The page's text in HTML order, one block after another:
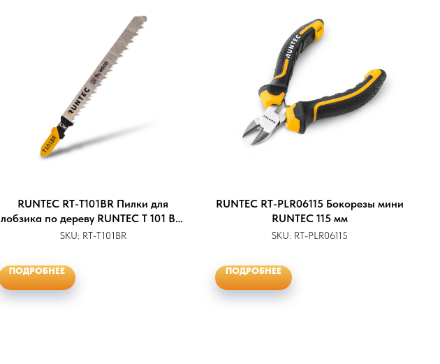
RUNTEC RT-T101BR Пилки для
лобзика по дереву RUNTEC T 101 BR,
HCS, 5 шт
SKU: RT-T101BR
ПОДРОБНЕЕ
RUNTEC RT-PLR06115 Бокорезы мини
RUNTEC 115 мм
SKU: RT-PLR06115
ПОДРОБНЕЕ